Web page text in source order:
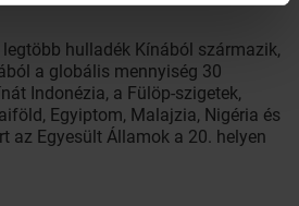
hulladék Kínából származik,
a globális mennyiség 30
Indonézia, a Fülöp-szigetek,
Egyiptom, Malajzia, Nigéria és
az Egyesült Államok a 20. helyen